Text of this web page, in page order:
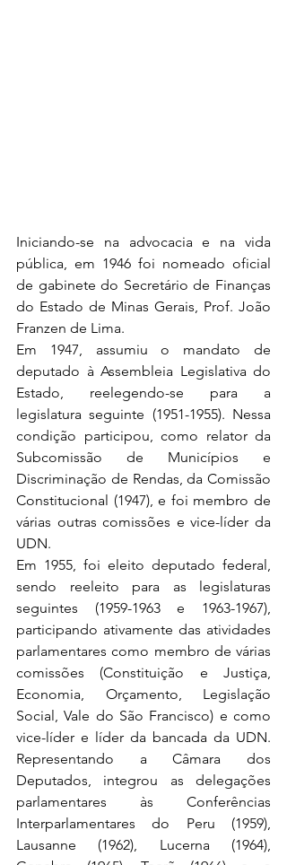
Iniciando-se na advocacia e na vida
pública, em 1946 foi nomeado oficial
de gabinete do Secretário de Finanças
do Estado de Minas Gerais, Prof. João
Franzen de Lima.
Em 1947, assumiu o mandato de
deputado à Assembleia Legislativa do
Estado, reelegendo-se para a
legislatura seguinte (1951-1955). Nessa
condição participou, como relator da
Subcomissão de Municípios e
Discriminação de Rendas, da Comissão
Constitucional (1947), e foi membro de
várias outras comissões e vice-líder da
UDN.
Em 1955, foi eleito deputado federal,
sendo reeleito para as legislaturas
seguintes (1959-1963 e 1963-1967),
participando ativamente das atividades
parlamentares como membro de várias
comissões (Constituição e Justiça,
Economia, Orçamento, Legislação
Social, Vale do São Francisco) e como
vice-líder e líder da bancada da UDN.
Representando a Câmara dos
Deputados, integrou as delegações
parlamentares às Conferências
Interparlamentares do Peru (1959),
Lausanne (1962), Lucerna (1964),